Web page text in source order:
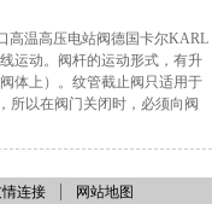
高温高压电站阀德国卡尔KARL
运动。阀杆的运动形式，有升
体上）。纹管截止阀只适用于
所以在阀门关闭时，必须向阀
连接 网站地图